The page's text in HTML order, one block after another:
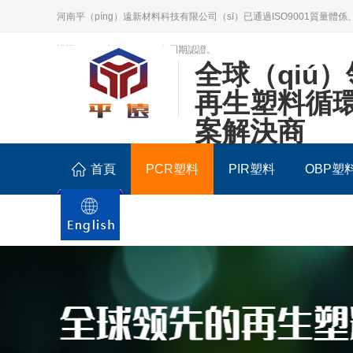
河南平（píng）遠新材料科技有限公司（sī）已通過ISO9001質量體
認證；LCA生（shēng）命周期認證。
全球（qiú）
再生塑料循
案解決商
首頁 PCR塑料 PIR塑料 OBP塑